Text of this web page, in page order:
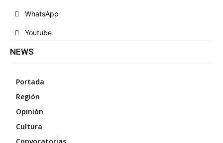
WhatsApp
Youtube
NEWS
Portada
Región
Opinión
Cultura